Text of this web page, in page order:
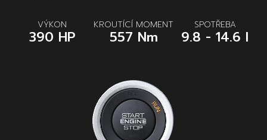
VÝKON
390 HP
KROUTÍCÍ MOMENT
557 Nm
SPOTŘEBA
9.8 - 14.6 l